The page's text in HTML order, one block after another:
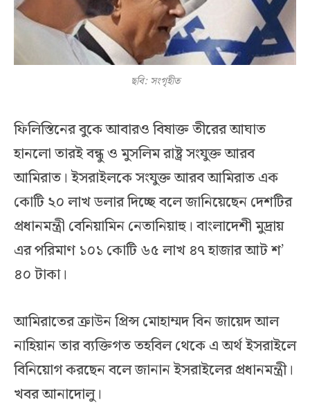
ছবি: সংগৃহীত
ফিলিস্তিনের বুকে আবারও বিষাক্ত তীরের আঘাত
হানলো তারই বন্ধু ও মুসলিম রাষ্ট্র সংযুক্ত আরব
আমিরাত। ইসরাইলকে সংযুক্ত আরব আমিরাত এক
কোটি ২০ লাখ ডলার দিচ্ছে বলে জানিয়েছেন দেশটির
প্রধানমন্ত্রী বেনিয়ামিন নেতানিয়াহু। বাংলাদেশী মুদ্রায়
এর পরিমাণ ১০১ কোটি ৬৫ লাখ ৪৭ হাজার আট শ’
৪০ টাকা।
আমিরাতের ক্রাউন প্রিন্স মোহাম্মদ বিন জায়েদ আল
নাহিয়ান তার ব্যক্তিগত তহবিল থেকে এ অর্থ ইসরাইলে
বিনিয়োগ করছেন বলে জানান ইসরাইলের প্রধানমন্ত্রী।
খবর আনাদোলু।